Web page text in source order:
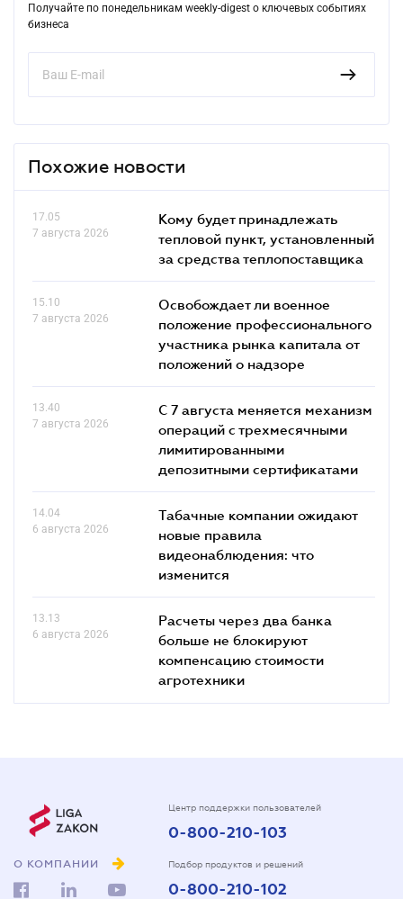
Получайте по понедельникам weekly-digest о ключевых событиях
бизнеса
Похожие новости
17.05
7 августа 2026
Кому будет принадлежать
тепловой пункт, установленный
за средства теплопоставщика
15.10
7 августа 2026
Освобождает ли военное
положение профессионального
участника рынка капитала от
положений о надзоре
13.40
7 августа 2026
С 7 августа меняется механизм
операций с трехмесячными
лимитированными
депозитными сертификатами
14.04
6 августа 2026
Табачные компании ожидают
новые правила
видеонаблюдения: что
изменится
13.13
6 августа 2026
Расчеты через два банка
больше не блокируют
компенсацию стоимости
агротехники
О КОМПАНИИ
Центр поддержки пользователей
0-800-210-103
Подбор продуктов и решений
0-800-210-102